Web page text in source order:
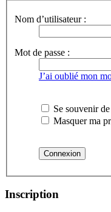
Nom d’utilisateur :
Mot de passe :
J’ai oublié mon
Se souvenir
Masquer ma
Inscription